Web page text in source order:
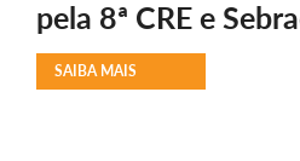
pela 8ª CRE e
SAIBA MAIS